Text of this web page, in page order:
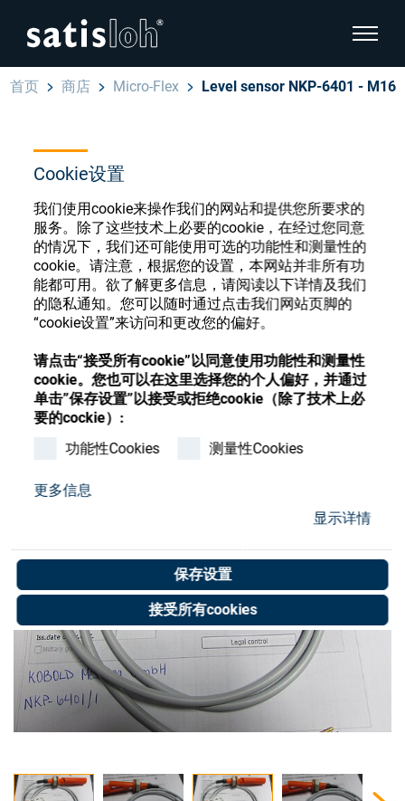
Cookie设置
我们使用cookie来操作我们的网站和提供您所要求的
服务。除了这些技术上必要的cookie，在经过您同意
的情况下，我们还可能使用可选的功能性和测量性的
cookie。请注意，根据您的设置，本网站并非所有功
能都可用。欲了解更多信息，请阅读以下详情及我们
的隐私通知。您可以随时通过点击我们网站页脚的
“cookie设置”来访问和更改您的偏好。
请点击“接受所有cookie”以同意使用功能性和测量性
cookie。您也可以在这里选择您的个人偏好，并通过
单击”保存设置”以接受或拒绝cookie（除了技术上必
要的cockie）:
功能性Cookies
测量性Cookies
更多信息
显示详情
保存设置
接受所有cookies
显示页
汉语
眼镜光学
精密光学
我们是谁
加入我们
Store
English
Deutsch
Español
Français
首页 商店 Micro-Flex Level sensor NKP-6401 - M16
眼镜光学耗材商店
注册或登录以访问您的帐户，并了解我们的各
种眼镜光学耗材
注册 登录